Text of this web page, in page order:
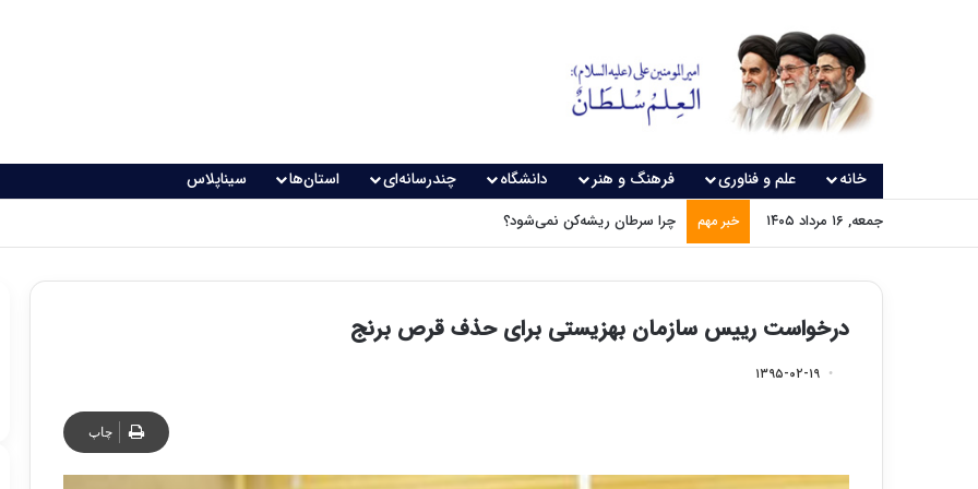
خانه علم و فناوری فرهنگ و هنر دانشگاه چندرسانه‌ای استان‌ها سیناپلاس
جمعه, ۱۶ مرداد ۱۴۰۵ خبر مهم چرا سرطان ریشه‌کن نمی‌شود؟
درخواست رییس سازمان بهزیستی برای حذف قرص برنج
۱۳۹۵-۰۲-۱۹
چاپ